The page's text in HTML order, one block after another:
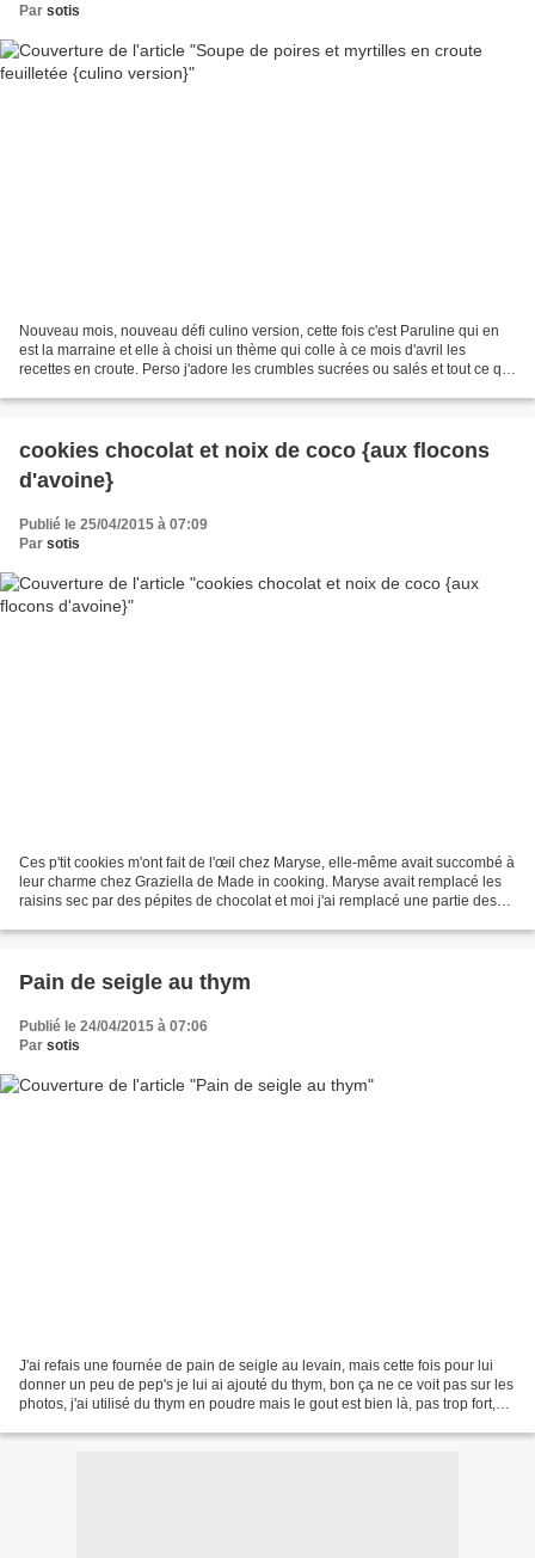
Par sotis
Nouveau mois, nouveau défi culino version, cette fois c'est Paruline qui en
est la marraine et elle à choisi un thème qui colle à ce mois d'avril les
recettes en croute. Perso j'adore les crumbles sucrées ou salés et tout ce qui
cookies chocolat et noix de coco {aux flocons
d'avoine}
Publié le 25/04/2015 à 07:09
Par sotis
Ces p'tit cookies m'ont fait de l'œil chez Maryse, elle-même avait succombé à
leur charme chez Graziella de Made in cooking. Maryse avait remplacé les
raisins sec par des pépites de chocolat et moi j'ai remplacé une partie des
Pain de seigle au thym
Publié le 24/04/2015 à 07:06
Par sotis
J'ai refais une fournée de pain de seigle au levain, mais cette fois pour lui
donner un peu de pep's je lui ai ajouté du thym, bon ça ne ce voit pas sur les
photos, j'ai utilisé du thym en poudre mais le gout est bien là, pas trop fort,